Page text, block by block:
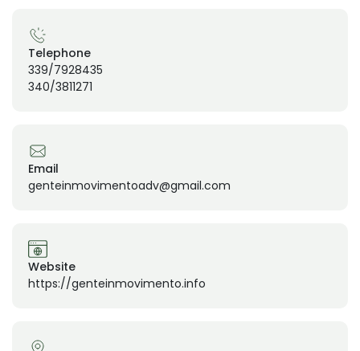
Telephone
339/7928435
340/3811271
Email
genteinmovimentoadv@gmail.com
Website
https://genteinmovimento.info